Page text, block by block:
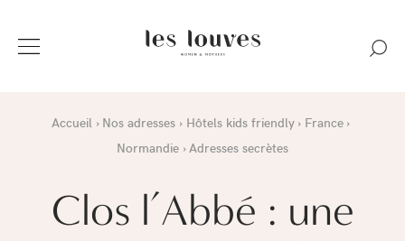
Accueil Nos adresses Hôtels kids friendly
France
Normandie Adresses secrètes
Clos l’Abbé : une